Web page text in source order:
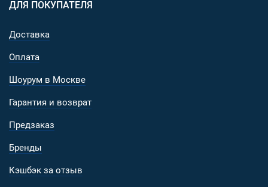
ДЛЯ ПОКУПАТЕЛЯ
Доставка
Оплата
Шоурум в Москве
Гарантия и возврат
Предзаказ
Бренды
Кэшбэк за отзыв